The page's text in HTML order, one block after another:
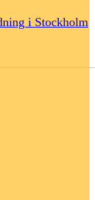
i Stockholm